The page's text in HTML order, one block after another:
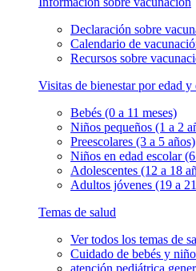
Declaración sobre
Calendario de
Recursos sobre
Visitas de bienestar por edad y
Bebés (0 a 11 meses)
Niños pequeños (1 a 2
Preescolares (3 a 5 años)
Niños en edad escolar
Adolescentes (12 a 18
Adultos jóvenes (19 a
Temas de salud
Ver todos los temas de
Cuidado de bebés y
atención pediátrica